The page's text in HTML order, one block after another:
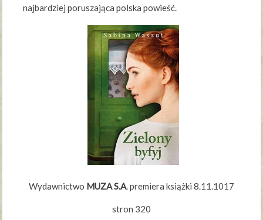
najbardziej poruszająca polska powieść.
Wydawnictwo MUZA S.A. premiera książki 8.11.1017
stron 320